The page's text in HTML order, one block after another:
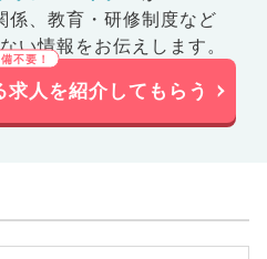
、 教育・研修制度など
い情報をお伝えします。
求人を紹介してもらう